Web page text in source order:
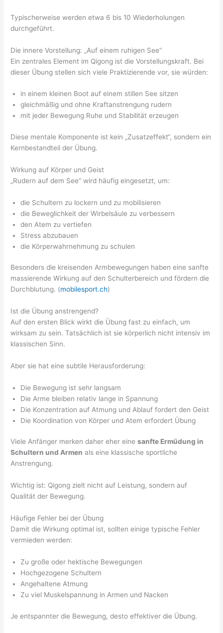
Typischerweise werden etwa 6 bis 10 Wiederholungen
durchgeführt.
Die innere Vorstellung: „Auf einem ruhigen See“
Ein zentrales Element im Qigong ist die Vorstellungskraft. Bei
dieser Übung stellen sich viele Praktizierende vor, sie würden:
in einem kleinen Boot auf einem stillen See sitzen
gleichmäßig und ohne Kraftanstrengung rudern
mit jeder Bewegung Ruhe und Stabilität erzeugen
Diese mentale Komponente ist kein „Zusatzeffekt“, sondern ein
Kernbestandteil der Übung.
Wirkung auf Körper und Geist
„Rudern auf dem See“ wird häufig eingesetzt, um:
die Schultern zu lockern und zu mobilisieren
die Beweglichkeit der Wirbelsäule zu verbessern
den Atem zu vertiefen
Stress abzubauen
die Körperwahrnehmung zu schulen
Besonders die kreisenden Armbewegungen haben eine sanfte
massierende Wirkung auf den Schulterbereich und fördern die
Durchblutung. (mobilesport.ch)
Ist die Übung anstrengend?
Auf den ersten Blick wirkt die Übung fast zu einfach, um
wirksam zu sein. Tatsächlich ist sie körperlich nicht intensiv im
klassischen Sinn.
Aber sie hat eine subtile Herausforderung:
Die Bewegung ist sehr langsam
Die Arme bleiben relativ lange in Spannung
Die Konzentration auf Atmung und Ablauf fordert den Geist
Die Koordination von Körper und Atem erfordert Übung
Viele Anfänger merken daher eher einesanfte Ermüdung in
Schultern und Armen als eine klassische sportliche
Anstrengung.
Wichtig ist: Qigong zielt nicht auf Leistung, sondern auf
Qualität der Bewegung.
Häufige Fehler bei der Übung
Damit die Wirkung optimal ist, sollten einige typische Fehler
vermieden werden:
Zu große oder hektische Bewegungen
Hochgezogene Schultern
Angehaltene Atmung
Zu viel Muskelspannung in Armen und Nacken
Je entspannter die Bewegung, desto effektiver die Übung.